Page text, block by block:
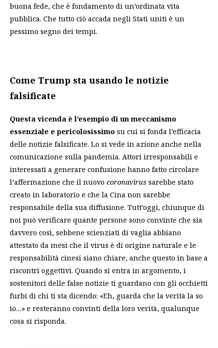
buona fede, che è fondamento di un’ordinata vita
pubblica. Che tutto ciò accada negli Stati uniti è un
pessimo segno dei tempi.
Come Trump sta usando le notizie
falsificate
Questa vicenda è l’esempio di un meccanismo
essenziale e pericolosissimo su cui si fonda l’efficacia
delle notizie falsificate. Lo si vede in azione anche nella
comunicazione sulla pandemia. Attori irresponsabili e
interessati a generare confusione hanno fatto circolare
l’affermazione che il nuovo coronavirus sarebbe stato
creato in laboratorio e che la Cina non sarebbe
responsabile della sua diffusione. Tutt’oggi, chiunque di
noi può verificare quante persone sono convinte che sia
davvero così, sebbene scienziati di vaglia abbiano
attestato da mesi che il virus è di origine naturale e le
responsabilità cinesi siano chiare, anche questo in base a
riscontri oggettivi. Quando si entra in argomento, i
sostenitori delle false notizie ti guardano con gli occhietti
furbi di chi ti sta dicendo: «Eh, guarda che la verità la so
io…» e resteranno convinti della loro verità, qualunque
cosa si risponda.